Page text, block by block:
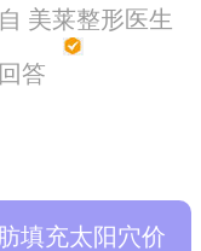
美莱整形医生
答
填充太阳穴价